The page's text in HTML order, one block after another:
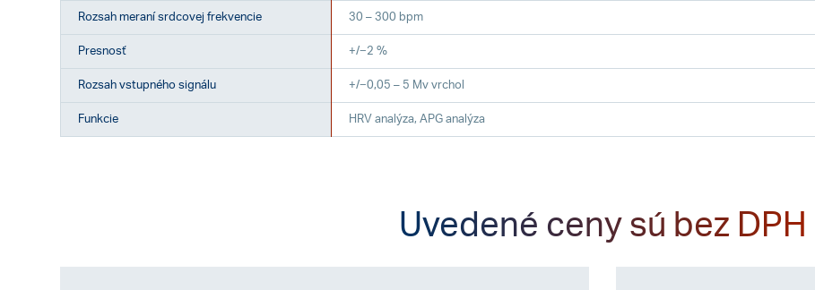
Rozsah meraní srdcovej frekvencie 30 – 300 bpm
Presnosť +/−2 %
Rozsah vstupného signálu +/−0,05 – 5 Mv vrchol
Funkcie HRV analýza, APG analýza
Uvedené ceny sú bez DPH